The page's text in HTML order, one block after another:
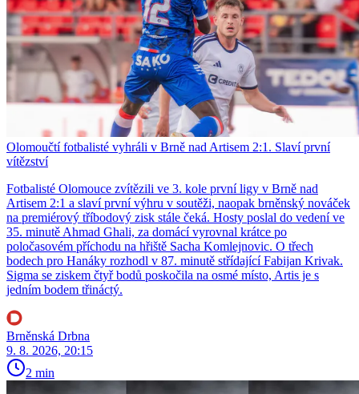
Olomoučtí fotbalisté vyhráli v Brně nad Artisem 2:1. Slaví první
vítězství
Fotbalisté Olomouce zvítězili ve 3. kole první ligy v Brně nad
Artisem 2:1 a slaví první výhru v soutěži, naopak brněnský nováček
na premiérový tříbodový zisk stále čeká. Hosty poslal do vedení ve
35. minutě Ahmad Ghali, za domácí vyrovnal krátce po
poločasovém příchodu na hřiště Sacha Komlejnovic. O třech
bodech pro Hanáky rozhodl v 87. minutě střídající Fabijan Krivak.
Sigma se ziskem čtyř bodů poskočila na osmé místo, Artis je s
jedním bodem třináctý.
Brněnská Drbna
9. 8. 2026, 20:15
2 min